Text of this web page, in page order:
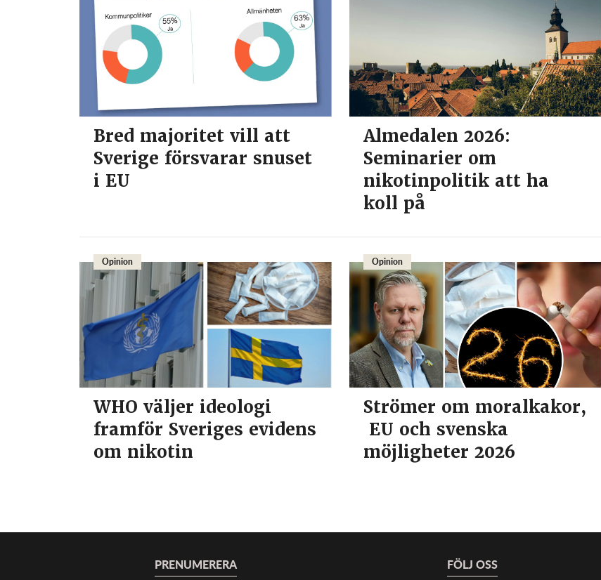
Bred majoritet vill att
Sverige försvarar snuset
i EU
Almedalen 2026:
Seminarier om
nikotinpolitik att ha
koll på
Opinion
WHO väljer ideologi
framför Sveriges evidens
om nikotin
Opinion
Strömer om moralkakor,
EU och svenska
möjligheter 2026
PRENUMERERA FÖLJ OSS